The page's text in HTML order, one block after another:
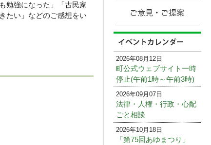
勉強になった」「古民家
たい」などのご感想をい
2026年08月12日
町公式ウェブサイト一時
停止(午前1時～午前3時)
2026年09月07日
法律・人権・行政・心配
ごと相談
2026年10月18日
「第75回あゆまつり」